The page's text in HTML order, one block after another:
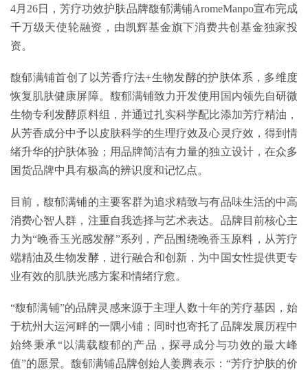
4月26日，芳疗功效护肤品牌馥郁满铺AromeManpo宣布完成
千万级天使轮融资，由凯辉基金旗下消费共创基金独家投
资。
馥郁满铺首创了以芳香疗法+生物发酵的护肤体系，多维度
恢复肌肤健康屏障。馥郁满铺致力开发使用国内领先自研微
生物专利发酵原料组，并通过扎实科学配比添加芳疗精油，
从芳香成分中予以皮肤科学的生理疗效及心灵疗效，得到情
绪升华的护肤体验；用品牌简洁有力量的独立设计，在众多
国货品牌中具有极高的辨识度和记忆点。
目前，馥郁满铺的主要客群为追求精致与有品味生活的中高
消费心智人群，注重自我选择与艺术表达。品牌目前核心主
力为“晚香玉光感发酵”系列，产品围绕晚香玉原料，从芳疗
端精油及生物发酵，进行融合和创新，为中国女性提供更专
业有效的肌肤光感方案和情绪疗愈。
“馥郁满铺”的品牌灵感来源于主理人数十年的芳疗基因，始
于杭州大运河畔的一隅小铺；同时也寄托了品牌发展历程中
始终秉承“以满载馥郁的产品，探寻成分与功效的最大峰
值”的愿景。馥郁满铺品牌创始人姜腾表示：“芳疗护肤的价